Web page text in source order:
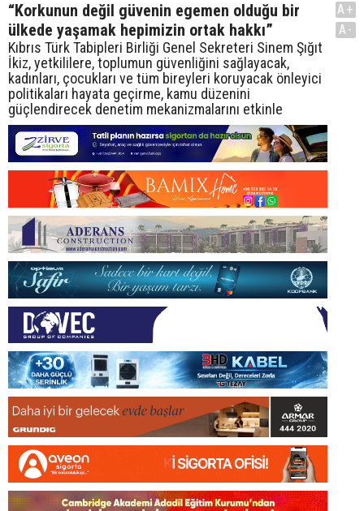
“Korkunun değil güvenin egemen olduğu bir
ülkede yaşamak hepimizin ortak hakkı”
Kıbrıs Türk Tabipleri Birliği Genel Sekreteri Sinem Şığıt
İkiz, yetkililere, toplumun güvenliğini sağlayacak,
kadınları, çocukları ve tüm bireyleri koruyacak önleyici
politikaları hayata geçirme, kamu düzenini
güçlendirecek denetim mekanizmalarını etkinle
A+
A-